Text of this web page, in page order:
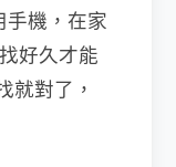
手機，在家
好久才能
就對了，